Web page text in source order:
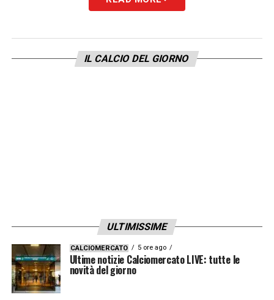
si qualifica cosìIL CALCIO DEL GIORNO
ULTIMISSIME
CALCIOMERCATO 5 ore ago
Ultime notizie Calciomercato LIVE: tutte le
novità del giorno